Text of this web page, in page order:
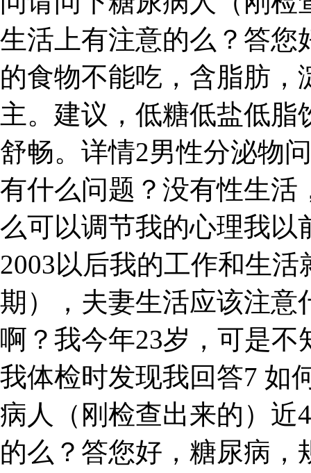
生活上有注意的么？答您
的食物不能吃，含脂肪
主。建议，低糖低盐低
舒畅。详情2男性分泌物
有什么问题？没有性生活
么可以调节我的心理我以
2003以后我的工作和生
期），夫妻生活应该注意
啊？我今年23岁，可是
我体检时发现我回答7 如
病人（刚检查出来的）近
的么？答您好，糖尿病